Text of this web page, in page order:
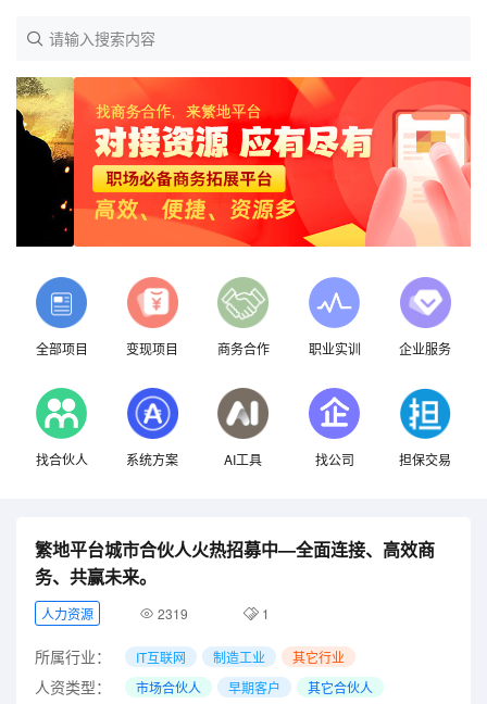
请输入搜索内容
全部项目 变现项目 商务合作 职业实训 企业服务
找合伙人 系统方案 AI工具 找公司 担保交易
繁地平台城市合伙人火热招募中—全面连接、高效商
务、共赢未来。
人力资源 2319 1
所属行业： IT互联网 制造工业 其它行业
人资类型： 市场合伙人 早期客户 其它合伙人